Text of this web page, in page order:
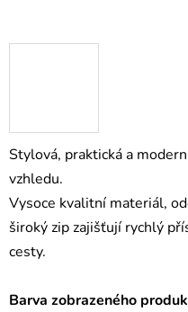
Stylová, praktická a
vzhledu.
Vysoce kvalitní materiál,
široký zip zajišťují rychlý
cesty.
Barva zobrazeného